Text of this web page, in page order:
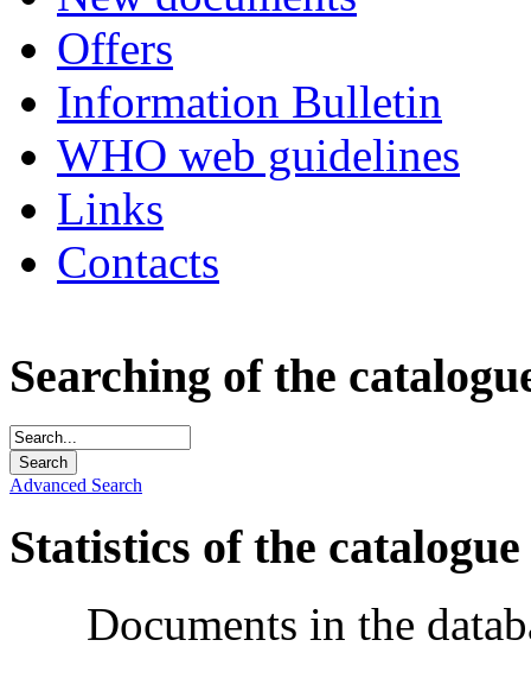
Offers
Information Bulletin
WHO web guidelines
Links
Contacts
Searching of the
Advanced Search
Statistics of the catalogue
Documents in the